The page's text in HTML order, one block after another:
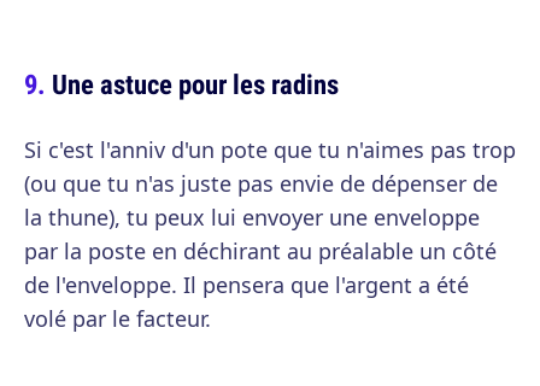
Une astuce pour les radins
Si c'est l'anniv d'un pote que tu n'aimes pas trop
(ou que tu n'as juste pas envie de dépenser de
la thune), tu peux lui envoyer une enveloppe
par la poste en déchirant au préalable un côté
de l'enveloppe. Il pensera que l'argent a été
volé par le facteur.